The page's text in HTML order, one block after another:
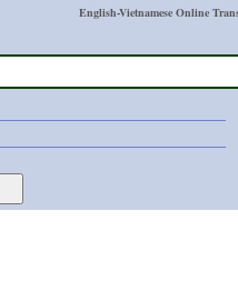
English-Vietnamese Online